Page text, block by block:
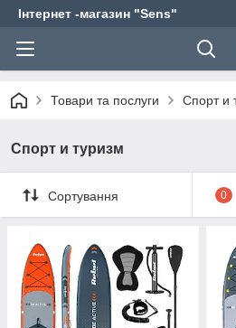
Інтернет -магазин "Sens"
Товари та послуги Спорт и
Спорт и туризм
Сортування 0